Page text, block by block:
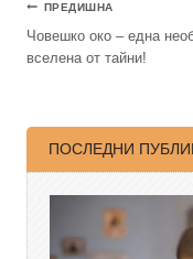
ПРЕДИШНА
Човешко око – една
вселена от тайни!
ПОСЛЕДНИ